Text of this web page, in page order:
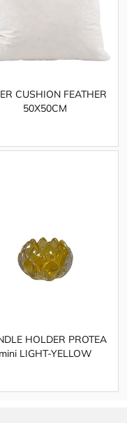
CUSHION FEATHER
50X50CM
HOLDER PROTEA
mini LIGHT-YELLOW